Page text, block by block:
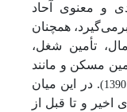
و معنوی آحاد
همچنان
تأمین شغل،
مسکن و مانند
. در این میان
اخیر و تا قبل از